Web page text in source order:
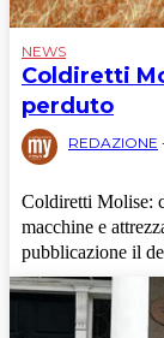
NEWS
Coldiretti
perduto
REDAZIONE
Coldiretti Molise:
macchine e attrezzature
pubblicazione il